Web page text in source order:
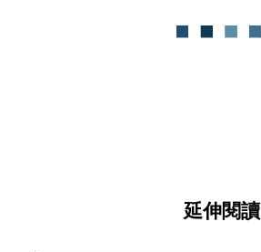
延伸閱讀